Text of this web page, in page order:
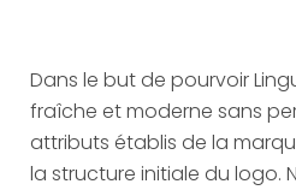
Dans le but de pourvoir
fraîche et moderne sans
attributs établis de la
la structure initiale du logo.